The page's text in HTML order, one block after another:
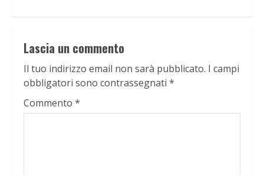
Lascia un commento
Il tuo indirizzo email non sarà pubblicato. I campi
obbligatori sono contrassegnati *
Commento *